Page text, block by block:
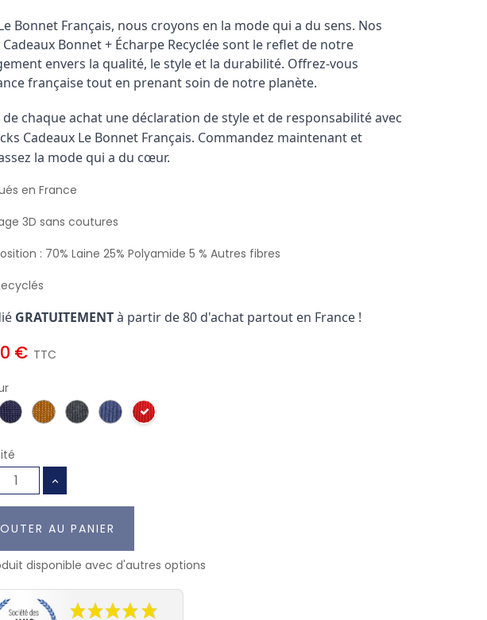
Bonnet Français, nous croyons en la mode qui a du sens. Nos
Cadeaux Bonnet + Écharpe Recyclée sont le reflet de notre
envers la qualité, le style et la durabilité. Offrez-vous
française tout en prenant soin de notre planète.
de chaque achat une déclaration de style et de responsabilité avec
Cadeaux Le Bonnet Français. Commandez maintenant et
la mode qui a du cœur.
en France
3D sans coutures
: 70% Laine 25% Polyamide 5 % Autres fibres
GRATUITEMENTà partir de 80 d'achat partout en France !
€ TTC
AU PANIER
disponible avec d'autres options